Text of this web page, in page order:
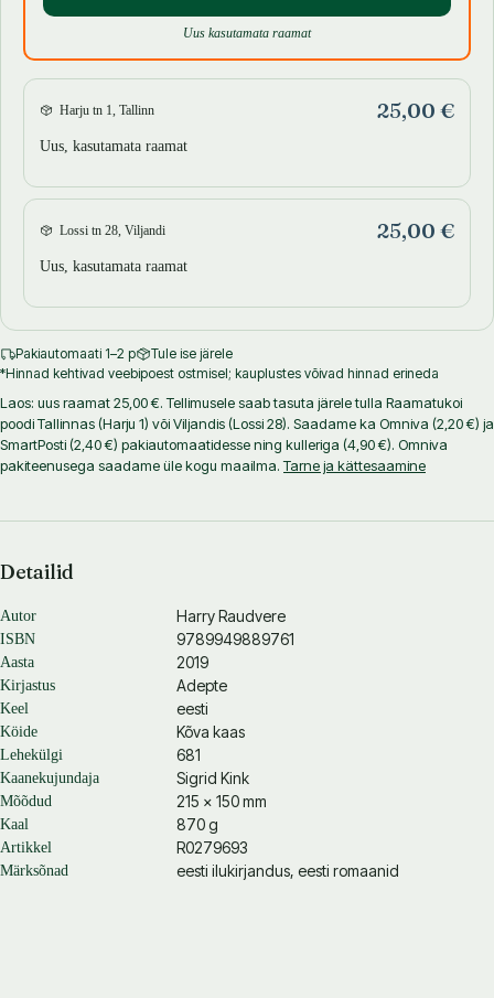
Uus kasutamata raamat
Harju tn 1, Tallinn 25,00 €
Uus, kasutamata raamat
Lossi tn 28, Viljandi 25,00 €
Uus, kasutamata raamat
Pakiautomaati 1–2 p
Tule ise järele
*Hinnad kehtivad veebipoest ostmisel; kauplustes võivad hinnad erineda
Laos: uus raamat 25,00 €. Tellimusele saab tasuta järele tulla Raamatukoi
poodi Tallinnas (Harju 1) või Viljandis (Lossi 28). Saadame ka Omniva (2,20 €) ja
SmartPosti (2,40 €) pakiautomaatidesse ning kulleriga (4,90 €). Omniva
pakiteenusega saadame üle kogu maailma. Tarne ja kättesaamine
Detailid
Autor Harry Raudvere
ISBN 9789949889761
Aasta 2019
Kirjastus Adepte
Keel eesti
Köide Kõva kaas
Lehekülgi 681
Kaanekujundaja Sigrid Kink
Mõõdud 215 × 150 mm
Kaal 870 g
Artikkel R0279693
Märksõnad eesti ilukirjandus, eesti romaanid